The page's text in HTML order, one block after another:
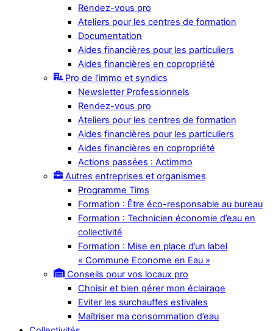
Rendez-vous pro
Ateliers pour les centres de formation
Documentation
Aides financières pour les particuliers
Aides financières en copropriété
Pro de l’immo et syndics
Newsletter Professionnels
Rendez-vous pro
Ateliers pour les centres de formation
Aides financières pour les particuliers
Aides financières en copropriété
Actions passées : Actimmo
Autres entreprises et organismes
Programme Tims
Formation : Être éco-responsable au bureau
Formation : Technicien économie d’eau en
collectivité
Formation : Mise en place d’un label
« Commune Econome en Eau »
Conseils pour vos locaux pro
Choisir et bien gérer mon éclairage
Eviter les surchauffes estivales
Maîtriser ma consommation d’eau